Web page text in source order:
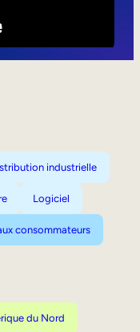
industrielle
Logiciel
consommateurs
du Nord